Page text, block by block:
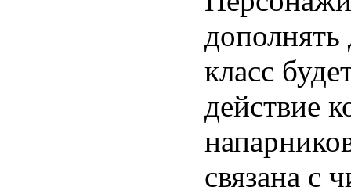
класс
действие
связана с